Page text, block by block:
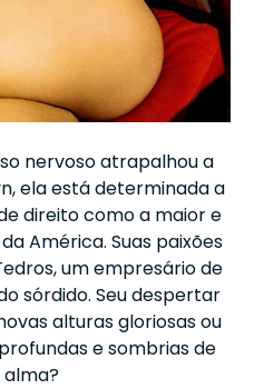
nervoso atrapalhou a
ela está determinada a
direito como a maior e
América. Suas paixões
um empresário de
sórdido. Seu despertar
alturas gloriosas ou
e sombrias de
alma?